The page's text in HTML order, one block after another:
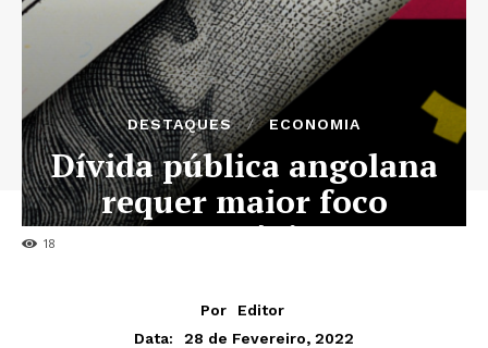
18
DESTAQUES ECONOMIA
Dívida pública angolana
requer maior foco
estratégico
Por
Editor
Data:
28 de Fevereiro, 2022